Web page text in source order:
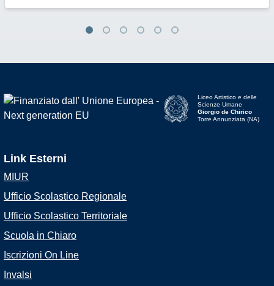
Liceo Artistico e delle
Scienze Umane
Giorgio de Chirico
Torre Annunziata (NA)
Link Esterni
MIUR
Ufficio Scolastico Regionale
Ufficio Scolastico Territoriale
Scuola in Chiaro
Iscrizioni On Line
Invalsi